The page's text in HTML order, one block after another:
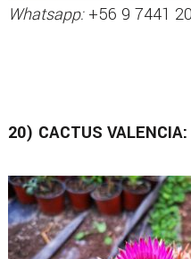
Whatsapp:+56 9 7441
20) CACTUS VALENCIA: